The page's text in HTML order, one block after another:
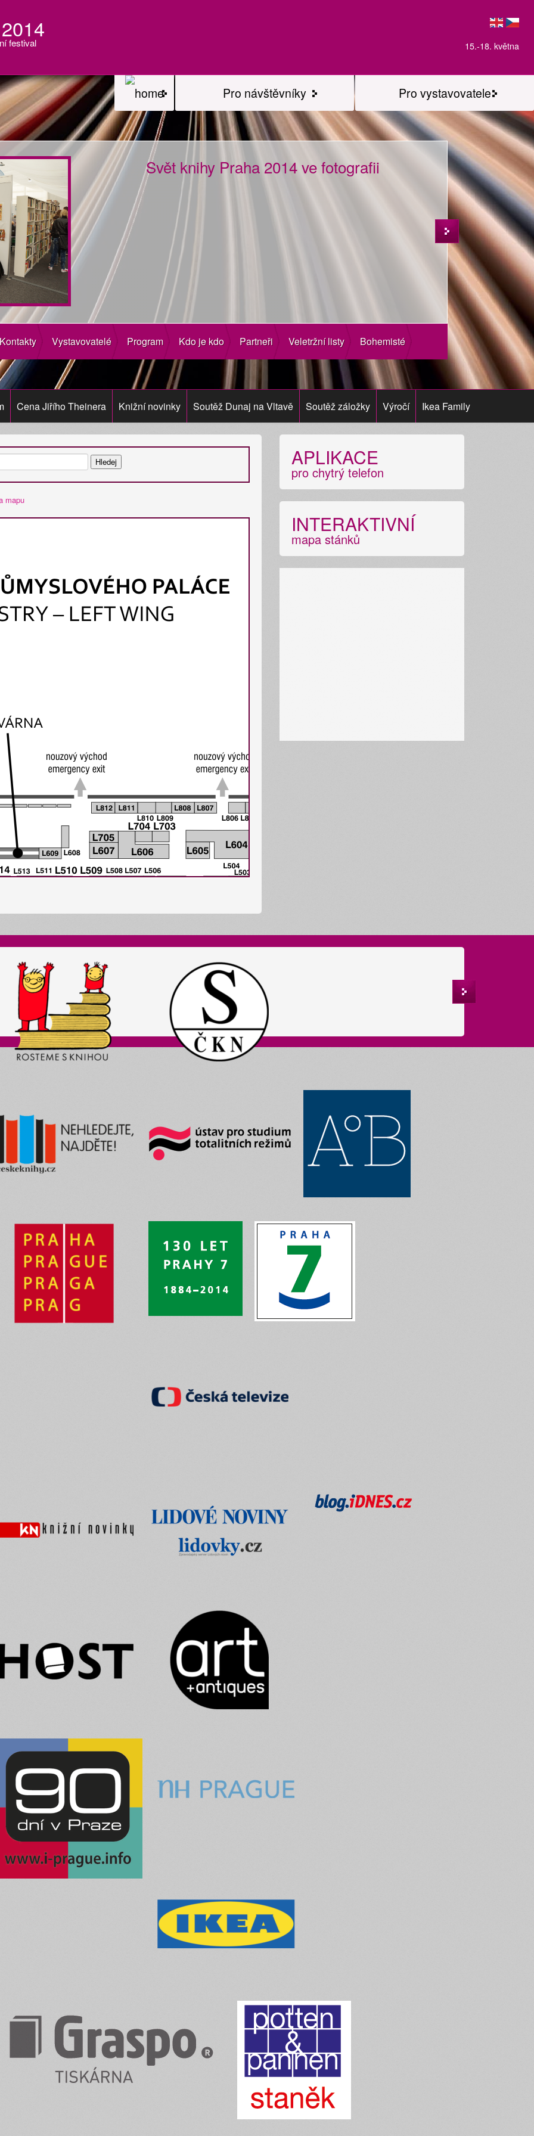
15.-18. května
festival
Pro vystavovatele
Pro návštěvníky
Svět knihy Praha 2014 ve fotografii
Kontakty Vystavovatelé Program Kdo je kdo Partneři Veletržní listy Bohemisté
Cena Jiřího Theinera Knižní novinky Soutěž Dunaj na Vltavě Soutěž záložky Výročí Ikea Family
mapu
APLIKACE
pro chytrý telefon
INTERAKTIVNÍ
mapa stánků